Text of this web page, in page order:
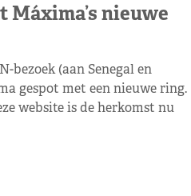
nieuwe
bezoek (aan Senegal en
gespot met een nieuwe ring.
website is de herkomst nu